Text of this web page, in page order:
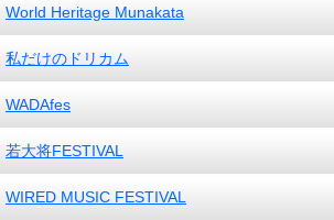
World Heritage Munakata
私だけのドリカム
WADAfes
若大将FESTIVAL
WIRED MUSIC FESTIVAL